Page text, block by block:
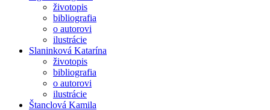
životopis
bibliografia
o autorovi
ilustrácie
Slaninková Katarína
životopis
bibliografia
o autorovi
ilustrácie
Štanclová Kamila